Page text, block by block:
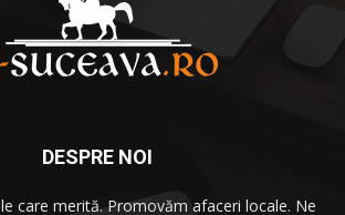
DESPRE NOI
care merită. Promovăm afaceri locale. Ne